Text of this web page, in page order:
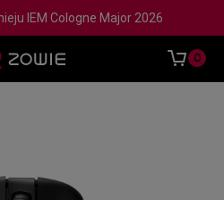
IEM Cologne Major 2026
0